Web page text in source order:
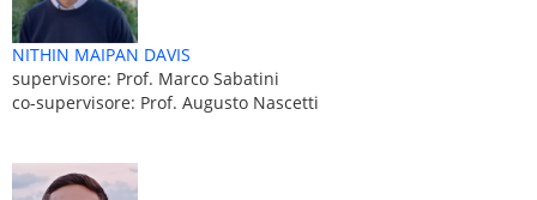
NITHIN MAIPAN DAVIS
supervisore: Prof. Marco Sabatini
co-supervisore: Prof. Augusto Nascetti